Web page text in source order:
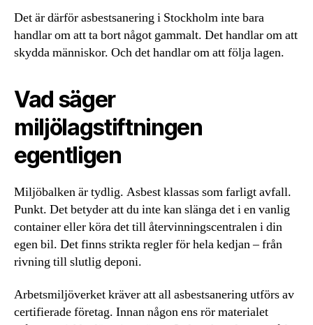
Det är därför asbestsanering i Stockholm inte bara
handlar om att ta bort något gammalt. Det handlar om att
skydda människor. Och det handlar om att följa lagen.
Vad säger
miljölagstiftningen
egentligen
Miljöbalken är tydlig. Asbest klassas som farligt avfall.
Punkt. Det betyder att du inte kan slänga det i en vanlig
container eller köra det till återvinningscentralen i din
egen bil. Det finns strikta regler för hela kedjan – från
rivning till slutlig deponi.
Arbetsmiljöverket kräver att all asbestsanering utförs av
certifierade företag. Innan någon ens rör materialet